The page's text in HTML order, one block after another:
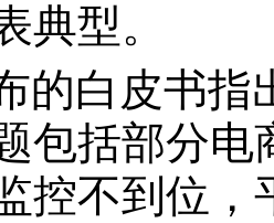
典型。
的白皮书指
包括部分
控不到位